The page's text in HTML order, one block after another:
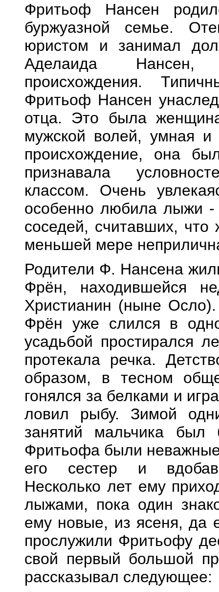
Фритьоф Нансен
буржуазной семье.
юристом и занимал
Аделаида Нансен,
происхождения.
Фритьоф Нансен
отца. Это была
мужской волей, умная и
происхождение, она
признавала
классом. Очень
особенно любила лыжи -
соседей, считавших,
меньшей мере
Родители Ф. Нансена
Фрён, находившейся
Христианин (ныне
Фрён уже слился в
усадьбой простирался
протекала речка.
образом, в тесном
гонялся за белками и
ловил рыбу. Зимой
занятий мальчика
Фритьофа были
его сестер и
Несколько лет ему
лыжами, пока один
ему новые, из ясеня,
прослужили Фритьофу
свой первый большой
рассказывал следующее: